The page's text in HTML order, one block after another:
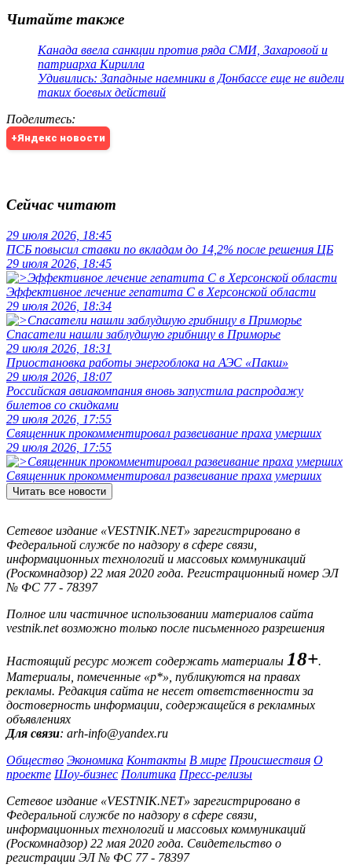
Читайте также
Канада ввела санкции против ряда СМИ, Захаровой и
патриарха Кирилла
Удивились: Западные наемники в Донбассе еще не видели
таких боевых действий
Поделитесь:
+Яндекс новости
Сейчас читают
29 июля 2026, 18:45
ПСБ повысил ставки по вкладам до 14,2% после решения ЦБ
29 июля 2026, 18:45
Эффективное лечение гепатита C в Херсонской области
29 июля 2026, 18:34
Спасатели нашли заблудшую грибницу в Приморье
29 июля 2026, 18:31
Приостановка работы энергоблока на АЭС «Пакш»
29 июля 2026, 18:07
Российская авиакомпания вновь запустила распродажу
билетов со скидками
29 июля 2026, 17:55
Священник прокомментировал развеивание праха умерших
29 июля 2026, 17:55
Священник прокомментировал развеивание праха умерших
Читать все новости
Сетевое издание «VESTNIK.NET» зарегистрировано в
Федеральной службе по надзору в сфере связи,
информационных технологий и массовых коммуникаций
(Роскомнадзор) 22 мая 2020 года. Регистрационный номер ЭЛ
№ ФС 77 - 78397
Полное или частичное использовании материалов сайта
vestnik.net возможно только после письменного разрешения
Настоящий ресурс может содержать материалы 18+.
Материалы, помеченные «р*», публикуются на правах
рекламы. Редакция сайта не несет ответственности за
достоверность информации, содержащейся в рекламных
объявлениях
Для связи: arh-info@yandex.ru
Общество Экономика Контакты В мире Происшествия О
проекте Шоу-бизнес Политика Пресс-релизы
Сетевое издание «VESTNIK.NET» зарегистрировано в
Федеральной службе по надзору в сфере связи,
информационных технологий и массовых коммуникаций
(Роскомнадзор) 22 мая 2020 года. Свидетельство о
регистрации ЭЛ № ФС 77 - 78397